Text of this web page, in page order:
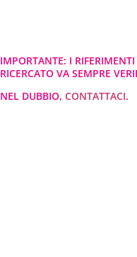
IMPORTANTE: I
RICERCATO VA SEMPRE
NEL DUBBIO, CONTATTACI.